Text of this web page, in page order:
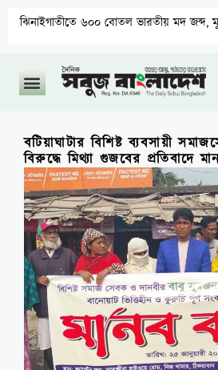
৬০০ বোতল ভারতীয় মদ জব্দ, মূল্য প্রায় ১৬
বটিয়াঘাটার বিশিষ্ট ব্যবসায়ী
বিরুদ্ধে মিথ্যা গুজবের প্রতিবাদে